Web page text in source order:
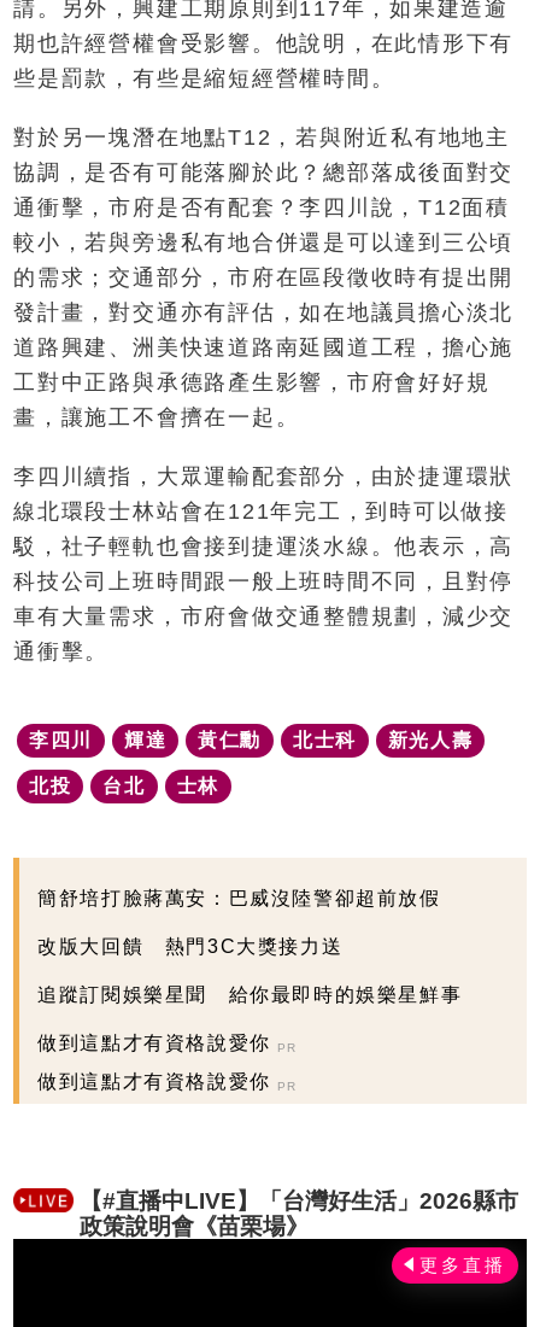
請。另外，興建工期原則到117年，如果建造逾
期也許經營權會受影響。他說明，在此情形下有
些是罰款，有些是縮短經營權時間。
對於另一塊潛在地點T12，若與附近私有地地主
協調，是否有可能落腳於此？總部落成後面對交
通衝擊，市府是否有配套？李四川說，T12面積
較小，若與旁邊私有地合併還是可以達到三公頃
的需求；交通部分，市府在區段徵收時有提出開
發計畫，對交通亦有評估，如在地議員擔心淡北
道路興建、洲美快速道路南延國道工程，擔心施
工對中正路與承德路產生影響，市府會好好規
畫，讓施工不會擠在一起。
李四川續指，大眾運輸配套部分，由於捷運環狀
線北環段士林站會在121年完工，到時可以做接
駁，社子輕軌也會接到捷運淡水線。他表示，高
科技公司上班時間跟一般上班時間不同，且對停
車有大量需求，市府會做交通整體規劃，減少交
通衝擊。
李四川 輝達 黃仁勳 北士科 新光人壽
北投 台北 士林
簡舒培打臉蔣萬安：巴威沒陸警卻超前放假
改版大回饋 熱門3C大獎接力送
追蹤訂閱娛樂星聞 給你最即時的娛樂星鮮事
做到這點才有資格說愛你 PR
做到這點才有資格說愛你 PR
【#直播中LIVE】「台灣好生活」2026縣市
政策說明會《苗栗場》